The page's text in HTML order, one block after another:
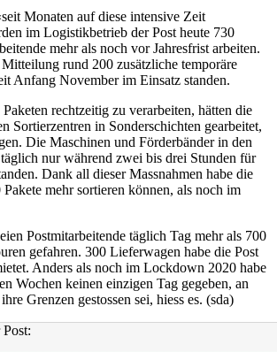
Monaten auf diese intensive Zeit
im Logistikbetrieb der Post heute 730
mehr als noch vor Jahresfrist arbeiten.
rund 200 zusätzliche temporäre
Anfang November im Einsatz standen.
rechtzeitig zu verarbeiten, hätten die
Sortierzentren in Sonderschichten gearbeitet,
Die Maschinen und Förderbänder in den
nur während zwei bis drei Stunden für
Dank all dieser Massnahmen habe die
mehr sortieren können, als noch im
Postmitarbeitende täglich Tag mehr als 700
gefahren. 300 Lieferwagen habe die Post
Anders als noch im Lockdown 2020 habe
Wochen keinen einzigen Tag gegeben, an
Grenzen gestossen sei, hiess es. (sda)